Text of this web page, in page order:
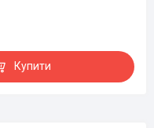
Купити